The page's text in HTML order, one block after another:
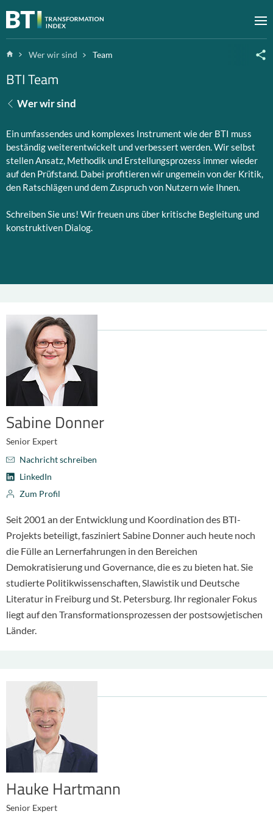
Zum Inhalt springen
HomeWer wir sind Team
BTI Team
Wer wir sind
Ein umfassendes und komplexes Instrument wie der BTI muss
beständig weiterentwickelt und verbessert werden. Wir selbst
stellen Ansatz, Methodik und Erstellungsprozess immer wieder
auf den Prüfstand. Dabei profitieren wir ungemein von der Kritik,
den Ratschlägen und dem Zuspruch von Nutzern wie Ihnen.
Schreiben Sie uns! Wir freuen uns über kritische Begleitung und
konstruktiven Dialog.
Sabine Donner
Senior Expert
Nachricht schreiben
LinkedIn
Zum Profil
Seit 2001 an der Entwicklung und Koordination des BTI-
Projekts beteiligt, fasziniert Sabine Donner auch heute noch
die Fülle an Lernerfahrungen in den Bereichen
Demokratisierung und Governance, die es zu bieten hat. Sie
studierte Politikwissenschaften, Slawistik und Deutsche
Literatur in Freiburg und St. Petersburg. Ihr regionaler Fokus
liegt auf den Transformationsprozessen der postsowjetischen
Länder.
Hauke Hartmann
Senior Expert